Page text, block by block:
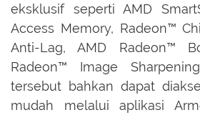
eksklusif seperti AMD
Access Memory, Radeon™
Anti-Lag, AMD Radeon™
Radeon™ Image
tersebut bahkan dapat
mudah melalui aplikasi